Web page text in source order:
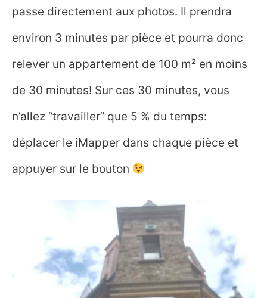
passe directement aux photos. Il prendra
environ 3 minutes par pièce et pourra donc
relever un appartement de 100 m² en moins
de 30 minutes! Sur ces 30 minutes, vous
n’allez “travailler” que 5 % du temps:
déplacer le iMapper dans chaque pièce et
appuyer sur le bouton